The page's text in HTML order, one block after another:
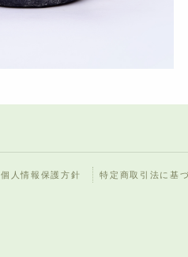
個人情報保護方針 特定商取引法に基